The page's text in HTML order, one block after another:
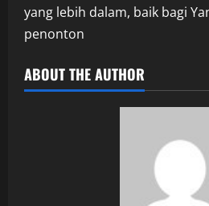
yang lebih dalam, baik bagi
penonton
ABOUT THE AUTHOR